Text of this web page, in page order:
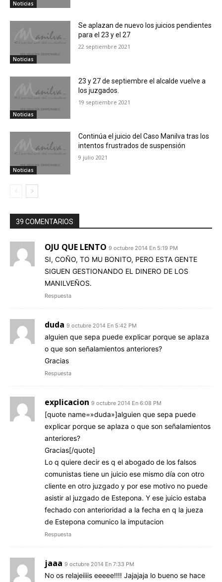
Noticias
Noticias
Se aplazan de nuevo los juicios pendientes
para el 23 y el 27
22 septiembre 2021
Noticias
23 y 27 de septiembre el alcalde vuelve a
los juzgados.
19 septiembre 2021
Noticias
Continúa el juicio del Caso Manilva tras los
intentos frustrados de suspensión
9 julio 2021
39 COMENTARIOS
OJU QUE LENTO 9 octubre 2014 En 5:19 PM
SI, COÑO, TO MU BONITO, PERO ESTA GENTE
SIGUEN GESTIONANDO EL DINERO DE LOS
MANILVEÑOS.
Respuesta
duda 9 octubre 2014 En 5:42 PM
alguien que sepa puede explicar porque se aplaza
o que son señalamientos anteriores?
Gracias
Respuesta
explicacion 9 octubre 2014 En 6:08 PM
[quote name=»duda»]alguien que sepa puede
explicar porque se aplaza o que son señalamientos
anteriores?
Gracias[/quote]
Lo q quiere decir es q el abogado de los falsos
comunistas tiene un juicio ese mismo día con otro
cliente en otro juzgado y por ese motivo no puede
asistir al juzgado de Estepona. Y ese juicio estaba
fechado con anterioridad a la fecha en q la jueza
de Estepona comunico la imputacion
Respuesta
jaaa 9 octubre 2014 En 7:33 PM
No os relajeiiiis eeeee!!!! Jajajaja lo bueno se hace